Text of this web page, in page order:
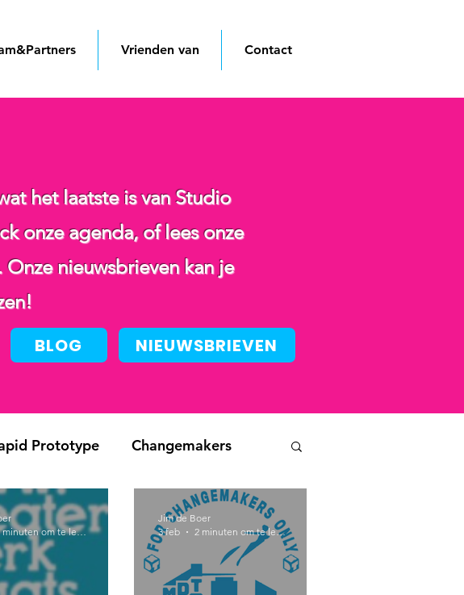
Vrienden van Contact
het laatste is van Studio
onze agenda, of lees onze
nieuwsbrieven kan je
BLOG NIEUWSBRIEVEN
Prototype Changemakers
1 minuten om te lezen
Jim de Boer
3 feb
2 minuten om te lezen